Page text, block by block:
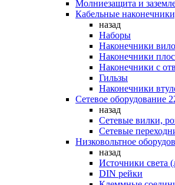
Молниезащита и
Кабельные
назад
Наборы
Наконечники
Наконечники
Наконечники с
Гильзы
Наконечники
Сетевое оборудование
назад
Сетевые вилки,
Сетевые
Низковольтное
назад
Источники света
DIN рейки